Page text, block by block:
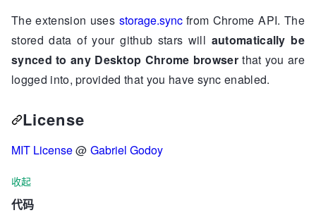
The extension uses storage.syncfrom Chrome API. The
stored data of your github stars will automatically be
synced to any Desktop Chrome browser that you are
logged into, provided that you have sync enabled.
License
MIT License@ Gabriel Godoy
收起
代码